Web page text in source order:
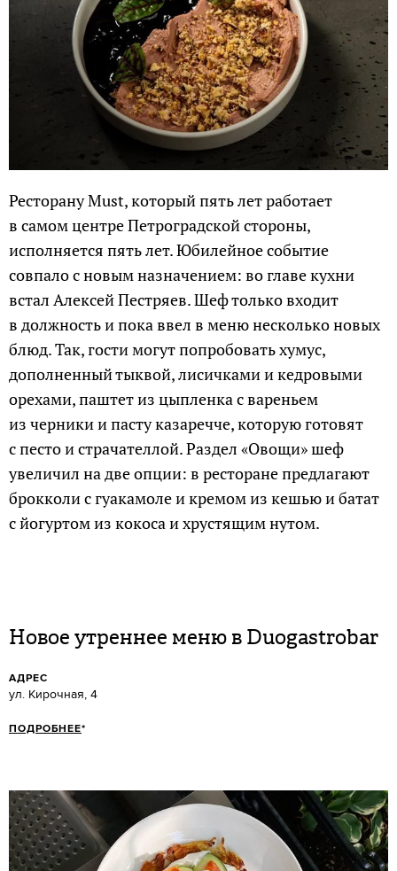
Ресторану Must, который пять лет работает
в самом центре Петроградской стороны,
исполняется пять лет. Юбилейное событие
совпало с новым назначением: во главе кухни
встал Алексей Пестряев. Шеф только входит
в должность и пока ввел в меню несколько новых
блюд. Так, гости могут попробовать хумус,
дополненный тыквой, лисичками и кедровыми
орехами, паштет из цыпленка с вареньем
из черники и пасту казаречче, которую готовят
с песто и страчателлой. Раздел «Овощи» шеф
увеличил на две опции: в ресторане предлагают
брокколи с гуакамоле и кремом из кешью и батат
с йогуртом из кокоса и хрустящим нутом.
Новое утреннее меню в Duogastrobar
АДРЕС
ул. Кирочная, 4
ПОДРОБНЕЕ*